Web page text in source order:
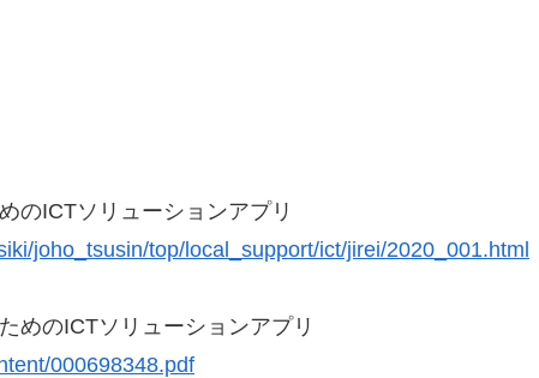
のICTソリューションアプリ
joho_tsusin/top/local_support/ict/jirei/2020_001.html
めのICTソリューションアプリ
000698348.pdf